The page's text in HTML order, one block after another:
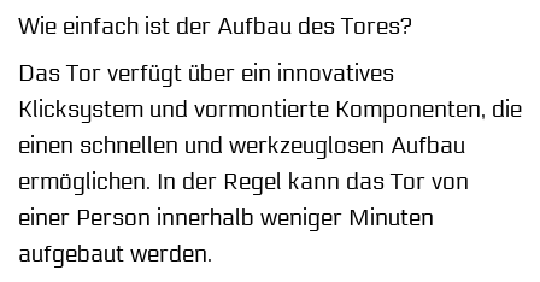
Wie einfach ist der Aufbau des Tores?
Das Tor verfügt über ein innovatives
Klicksystem und vormontierte Komponenten, die
einen schnellen und werkzeuglosen Aufbau
ermöglichen. In der Regel kann das Tor von
einer Person innerhalb weniger Minuten
aufgebaut werden.